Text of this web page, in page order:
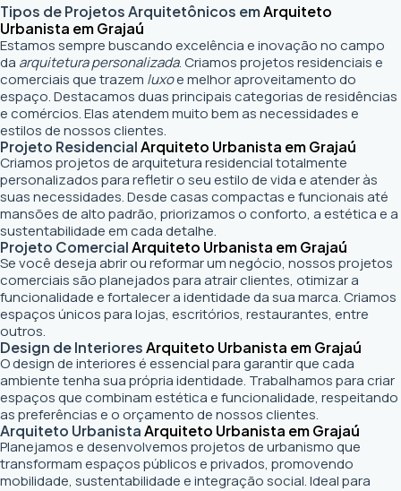
Tipos de Projetos Arquitetônicos emArquiteto
Urbanista em Grajaú
Estamos sempre buscando excelência e inovação no campo
da arquitetura personalizada. Criamos projetos residenciais e
comerciais que trazem luxoe melhor aproveitamento do
espaço. Destacamos duas principais categorias de residências
e comércios. Elas atendem muito bem as necessidades e
estilos de nossos clientes.
Projeto ResidencialArquiteto Urbanista em Grajaú
Criamos projetos de arquitetura residencial totalmente
personalizados para refletir o seu estilo de vida e atender às
suas necessidades. Desde casas compactas e funcionais até
mansões de alto padrão, priorizamos o conforto, a estética e a
sustentabilidade em cada detalhe.
Projeto ComercialArquiteto Urbanista em Grajaú
Se você deseja abrir ou reformar um negócio, nossos projetos
comerciais são planejados para atrair clientes, otimizar a
funcionalidade e fortalecer a identidade da sua marca. Criamos
espaços únicos para lojas, escritórios, restaurantes, entre
outros.
Design de InterioresArquiteto Urbanista em Grajaú
O design de interiores é essencial para garantir que cada
ambiente tenha sua própria identidade. Trabalhamos para criar
espaços que combinam estética e funcionalidade, respeitando
as preferências e o orçamento de nossos clientes.
Arquiteto UrbanistaArquiteto Urbanista em Grajaú
Planejamos e desenvolvemos projetos de urbanismo que
transformam espaços públicos e privados, promovendo
mobilidade, sustentabilidade e integração social. Ideal para